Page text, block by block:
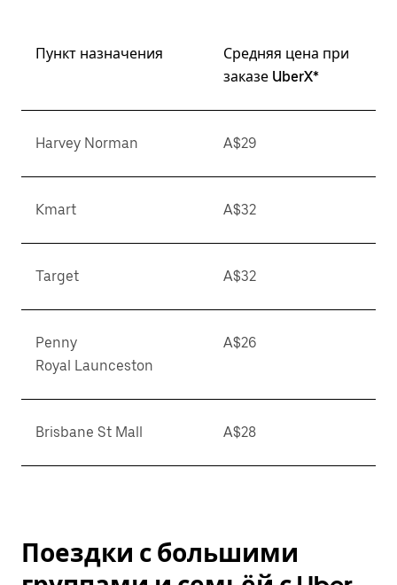
Пункт назначения
Средняя цена при
заказе UberX*
Harvey Norman A$29
Kmart A$32
Target A$32
Penny
Royal Launceston
A$26
Brisbane St Mall A$28
Поездки с большими